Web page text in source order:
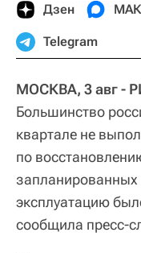
Дзен
Telegram
МОСКВА, 3 авг -
Большинство
квартале не
по
эксплуатацию
сообщила пресс-